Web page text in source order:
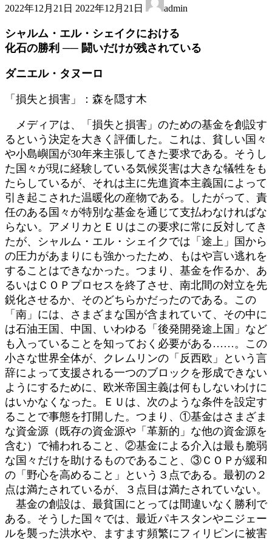
2022年12月21日 終
新
日
:
2022年12月21日 admin
シャルム・エル・シェイクにおける
化石の勝利 ── 闘いだけが残されている
ダニエル・タヌーロ
「損失と損害」：森を隠す木
メディアは、「損失と損害」のための基金を創設す
るという決定を大きく評価した。これは、貧しい国々
や小島嶼国が30年来主張してきた要求である。そうし
た国々が現に経験している気候災害は大きな犠牲をも
たらしているが、それは主に先進資本主義国によって
引き起こされた温暖化の産物である。したがって、責
任のある国々が特別な基金を通じて支払わなければな
らない。アメリカとＥＵはこの要求に常に反対してき
たが、シャルム・エル・シェイクでは「途上」国から
の圧力があまりにも強かったため、もはや言い逃れを
することはできなかった。つまり、基金を作るか、あ
るいはＣＯＰプロセスを終了させ、南北間の対立を先
鋭化させるか、そのどちらかだったのである。この
「南」には、さまざまな国が含まれていて、その中に
は石油王国、中国、いわゆる「後発開発途上国」など
も入っていることを知っておく必要がある……。この
小さな世界全体が、クレムリンの「反西欧」という言
辞によって支援される一つのブロックを形成できない
ようにするために、欧米帝国主義は何もしないわけに
はいかなくなった。ＥＵは、次のような条件を設定す
ることで事態を打開した。つまり、①基金はさまざま
な資金源（既存の資金源や「革新的」な他の資金源を
含む）で補われること、②基金による介入は最も脆弱
な国々だけを助けるものであること、③ＣＯＰが緩和
の「野心を高めること」という３点である。最初の２
点は満たされているが、３点目は満たされていない。
基金の創設は、最貧国にとっては間違いなく勝利で
ある。そうした国々では、最近パキスタンやニジェー
ルを襲った洪水や、ますます頻繁にフィリピンに被害